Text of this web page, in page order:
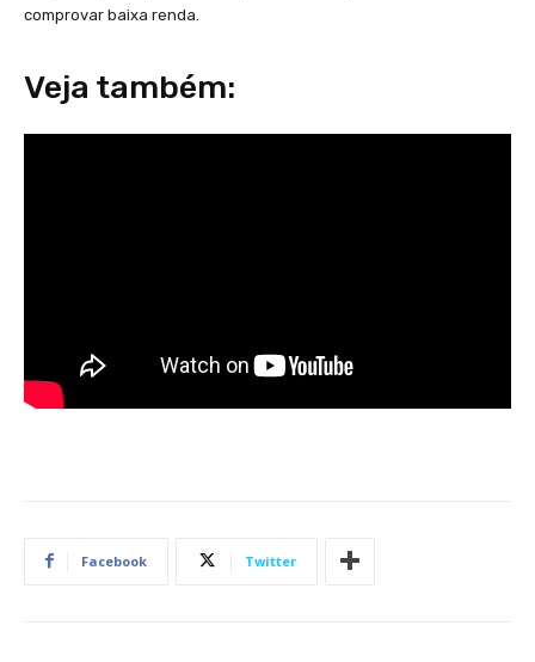
comprovar baixa renda.
Veja também:
Facebook Twitter